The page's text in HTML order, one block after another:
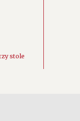
stole